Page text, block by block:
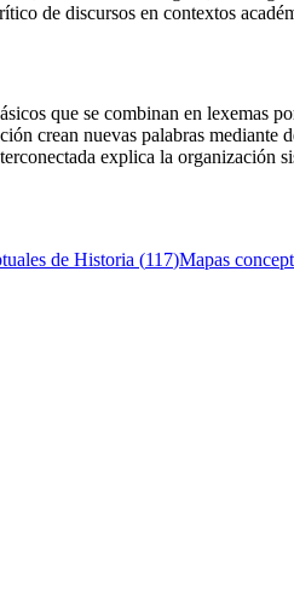
de discursos en contextos
que se combinan en lexemas
crean nuevas palabras
explica la
de Historia (117)Mapas